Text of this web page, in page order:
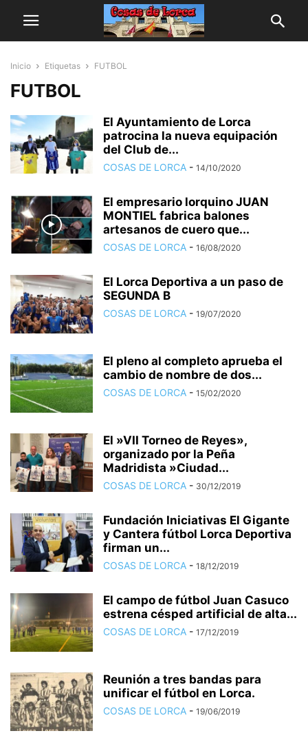
Inicio Etiquetas FUTBOL
FUTBOL
El Ayuntamiento de Lorca
patrocina la nueva equipación
del Club de...
COSAS DE LORCA - 14/10/2020
El empresario lorquino JUAN
MONTIEL fabrica balones
artesanos de cuero que...
COSAS DE LORCA - 16/08/2020
El Lorca Deportiva a un paso de
SEGUNDA B‬
COSAS DE LORCA - 19/07/2020
El pleno al completo aprueba el
cambio de nombre de dos...
COSAS DE LORCA - 15/02/2020
El »VII Torneo de Reyes»,
organizado por la Peña
Madridista »Ciudad...
COSAS DE LORCA - 30/12/2019
Fundación Iniciativas El Gigante
y Cantera fútbol Lorca Deportiva
firman un...
COSAS DE LORCA - 18/12/2019
El campo de fútbol Juan Casuco
estrena césped artificial de alta...
COSAS DE LORCA - 17/12/2019
Reunión a tres bandas para
unificar el fútbol en Lorca.
COSAS DE LORCA - 19/06/2019